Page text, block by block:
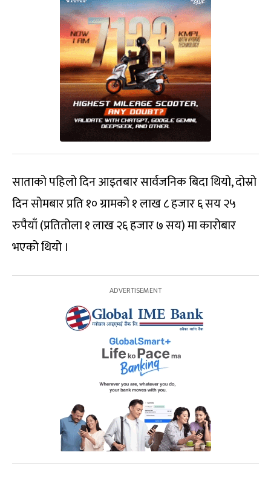
साताको पहिलो दिन आइतबार सार्वजनिक बिदा थियो, दोस्रो
दिन सोमबार प्रति १० ग्रामको १ लाख ८ हजार ६ सय २५
रुपैयाँ (प्रतितोला १ लाख २६ हजार ७ सय) मा कारोबार
भएको थियो ।